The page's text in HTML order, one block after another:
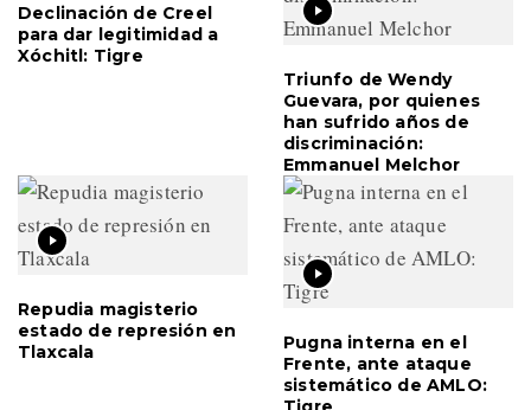
Declinación de Creel
para dar legitimidad a
Xóchitl: Tigre
Triunfo de Wendy
Guevara, por quienes
han sufrido años de
discriminación:
Emmanuel Melchor
Repudia magisterio
estado de represión en
Tlaxcala
Pugna interna en el
Frente, ante ataque
sistemático de AMLO: